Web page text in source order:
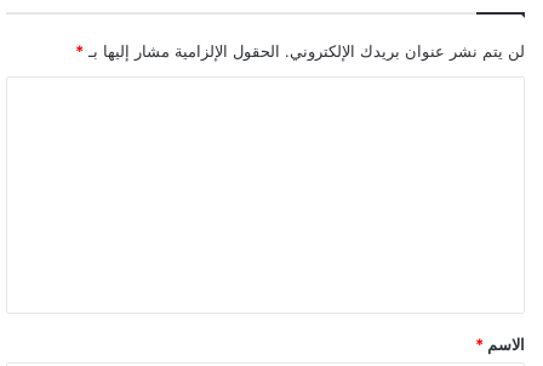
لن يتم نشر عنوان بريدك الإلكتروني. الحقول الإلزامية مشار إليها بـ *
ق
*
الاسم *